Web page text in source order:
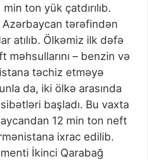
ton yük çatdırılıb.
tərəfindən
atılıb. Ölkəmiz ilk dəfə
məhsullarını – benzin və
təchiz etməyə
da, iki ölkə arasında
başladı. Bu vaxta
12 min ton neft
ixrac edilib.
İkinci Qarabağ